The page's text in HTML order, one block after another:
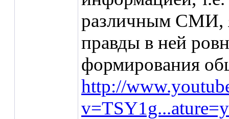
различным СМИ,
правды в ней
формирования
http://